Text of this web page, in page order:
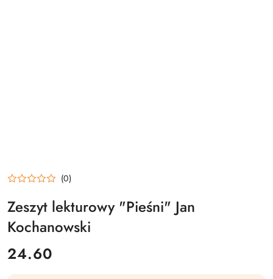
(0)
Zeszyt lekturowy "Pieśni" Jan
Kochanowski
cena:
24.60